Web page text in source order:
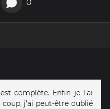
0
complète. Enfin je l'ai
j'ai peut-être oublié